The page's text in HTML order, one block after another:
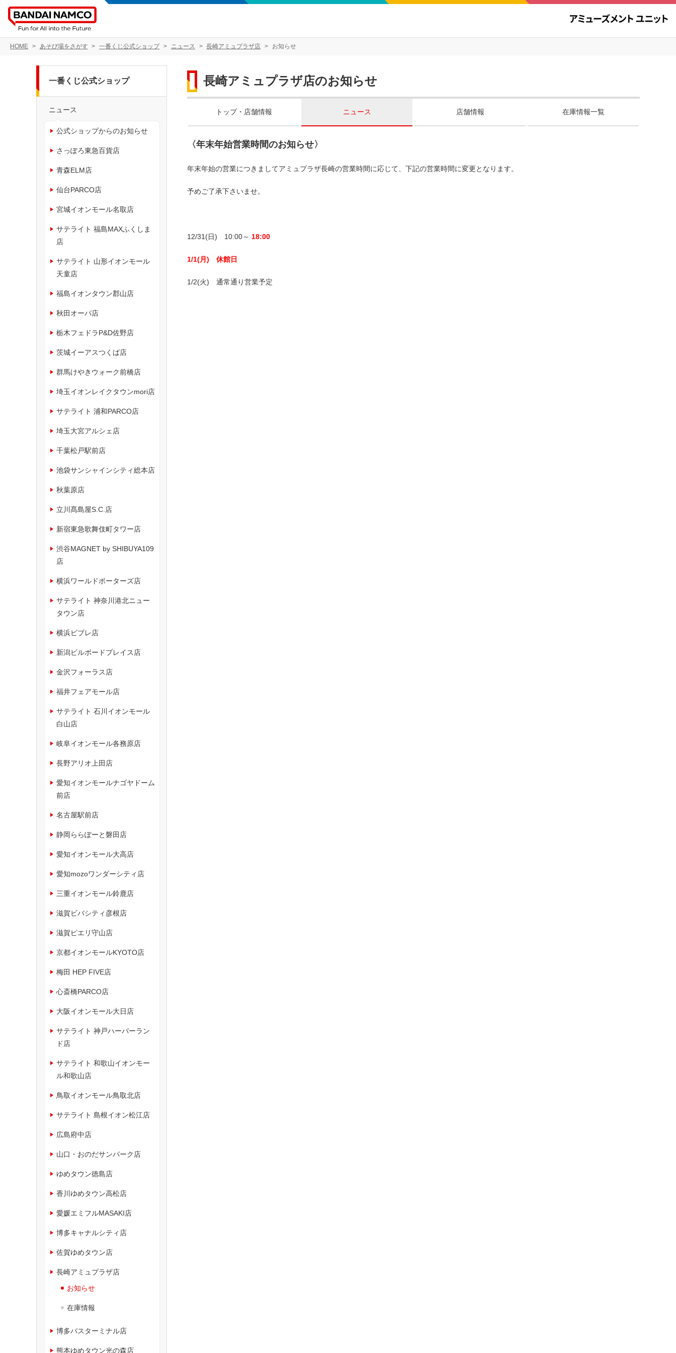
HOME あそび場をさがす 一番くじ公式ショップ ニュース 長崎アミュプラザ店 お知らせ
長崎アミュプラザ店のお知らせ
トップ・店舗情報 ニュース 店舗情報 在庫情報一覧
〈年末年始営業時間のお知らせ〉
年末年始の営業につきましてアミュプラザ長崎の営業時間に応じて、下記の営業時間に変更となります。
予めご了承下さいませ。
12/31(日) 10:00～ 18:00
1/1(月) 休館日
1/2(火) 通常通り営業予定
一番くじ公式ショップ
ニュース
公式ショップからのお知らせ
さっぽろ東急百貨店
青森ELM店
仙台PARCO店
宮城イオンモール名取店
サテライト 福島MAXふくしま
店
サテライト 山形イオンモール
天童店
福島イオンタウン郡山店
秋田オーパ店
栃木フェドラP&D佐野店
茨城イーアスつくば店
群馬けやきウォーク前橋店
埼玉イオンレイクタウンmori店
サテライト 浦和PARCO店
埼玉大宮アルシェ店
千葉松戸駅前店
池袋サンシャインシティ総本店
秋葉原店
立川髙島屋S.C.店
新宿東急歌舞伎町タワー店
渋谷MAGNET by SHIBUYA109
店
横浜ワールドポーターズ店
サテライト 神奈川港北ニュー
タウン店
横浜ビブレ店
新潟ビルボードプレイス店
金沢フォーラス店
福井フェアモール店
サテライト 石川イオンモール
白山店
岐阜イオンモール各務原店
長野アリオ上田店
愛知イオンモールナゴヤドーム
前店
名古屋駅前店
静岡ららぽーと磐田店
愛知イオンモール大高店
愛知mozoワンダーシティ店
三重イオンモール鈴鹿店
滋賀ビバシティ彦根店
滋賀ピエリ守山店
京都イオンモールKYOTO店
梅田 HEP FIVE店
心斎橋PARCO店
大阪イオンモール大日店
サテライト 神戸ハーバーラン
ド店
サテライト 和歌山イオンモー
ル和歌山店
鳥取イオンモール鳥取北店
サテライト 島根イオン松江店
広島府中店
山口・おのだサンパーク店
ゆめタウン徳島店
香川ゆめタウン高松店
愛媛エミフルMASAKI店
博多キャナルシティ店
佐賀ゆめタウン店
長崎アミュプラザ店
お知らせ
在庫情報
博多バスターミナル店
熊本ゆめタウン光の森店